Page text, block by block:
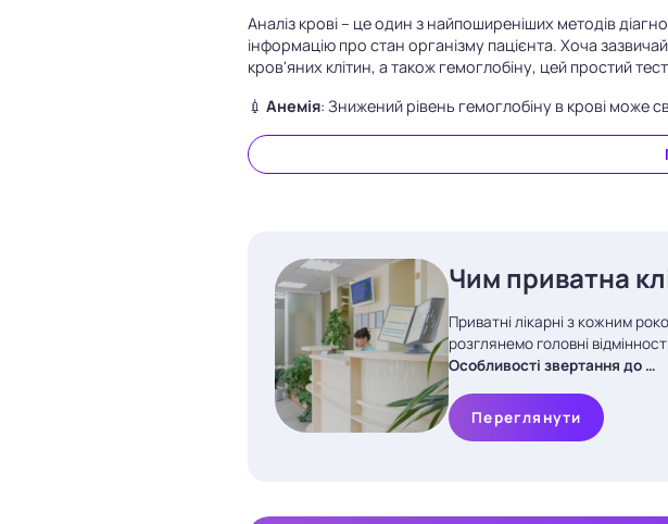
Аналіз крові – це один з найпоширеніших методів
інформацію про стан організму пацієнта. Хоча
кров'яних клітин, а також гемоглобіну, цей простий
💉 Анемія: Знижений рівень гемоглобіну в крові може
Чим приватна
Приватні лікарні з кожним
розглянемо головні
Особливості звертання до …
Переглянути